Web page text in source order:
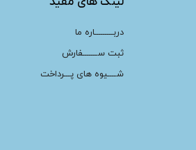
دربـــــــــاره ما
ثبت ســـــــفارش
شــــیوه های پـــرداخت